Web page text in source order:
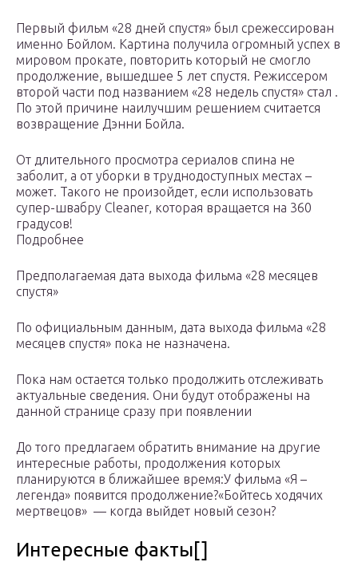
Первый фильм «28 дней спустя» был срежессирован
именно Бойлом. Картина получила огромный успех в
мировом прокате, повторить который не смогло
продолжение, вышедшее 5 лет спустя. Режиссером
второй части под названием «28 недель спустя» стал .
По этой причине наилучшим решением считается
возвращение Дэнни Бойла.
От длительного просмотра сериалов спина не
заболит, а от уборки в труднодоступных местах –
может. Такого не произойдет, если использовать
супер-швабру Cleaner, которая вращается на 360
градусов!
Подробнее
Предполагаемая дата выхода фильма «28 месяцев
спустя»
По официальным данным, дата выхода фильма «28
месяцев спустя» пока не назначена.
Пока нам остается только продолжить отслеживать
актуальные сведения. Они будут отображены на
данной странице сразу при появлении
До того предлагаем обратить внимание на другие
интересные работы, продолжения которых
планируются в ближайшее время:У фильма «Я –
легенда» появится продолжение?«Бойтесь ходячих
мертвецов» — когда выйдет новый сезон?
Интересные факты[]